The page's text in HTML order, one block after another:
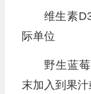
维生素
际单位
野生蓝
末加入到果